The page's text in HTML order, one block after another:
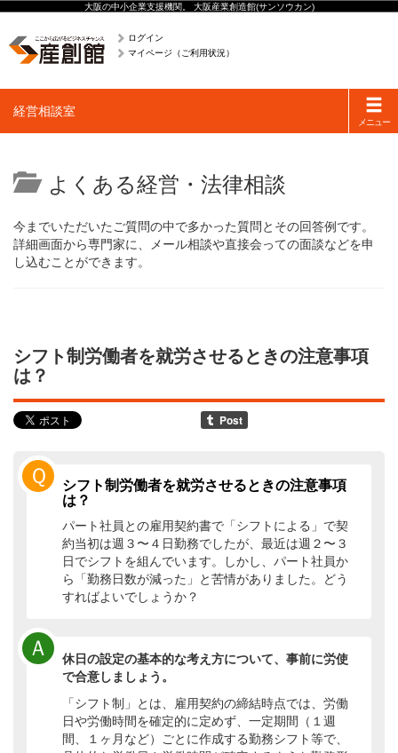
大阪の中小企業支援機関。 大阪産業創造館(サンソウカン)
ログイン
マイページ（ご利用状況）
Toggle
メニュー
経営相談室
よくある経営・法律相談
今までいただいたご質問の中で多かった質問とその回答例です。
詳細画面から専門家に、メール相談や直接会っての面談などを申
し込むことができます。
シフト制労働者を就労させるときの注意事項
は？
Ｑ
シフト制労働者を就労させるときの注意事項
は？
パート社員との雇用契約書で「シフトによる」で契
約当初は週３〜４日勤務でしたが、最近は週２〜３
日でシフトを組んでいます。しかし、パート社員か
ら「勤務日数が減った」と苦情がありました。どう
すればよいでしょうか？
Ａ
休日の設定の基本的な考え方について、事前に労使
で合意しましょう。
「シフト制」とは、雇用契約の締結時点では、労働
日や労働時間を確定的に定めず、一定期間（１週
間、１ヶ月など）ごとに作成する勤務シフト等で、